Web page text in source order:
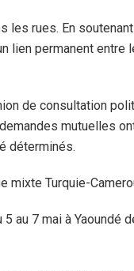
les rues. En
lien permanent
de consultation
mutuelles
déterminés.
mixte Turquie-
5 au 7 mai à